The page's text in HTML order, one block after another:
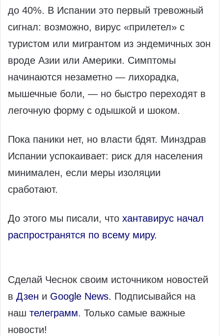
до 40%. В Испании это первый тревожный
сигнал: возможно, вирус «прилетел» с
туристом или мигрантом из эндемичных зон
вроде Азии или Америки. Симптомы
начинаются незаметно — лихорадка,
мышечные боли, — но быстро переходят в
легочную форму с одышкой и шоком.
Пока паники нет, но власти бдят. Минздрав
Испании успокаивает: риск для населения
минимален, если меры изоляции
сработают.
До этого мы писали, что хантавирус начал
распространятся по всему миру.
Сделай Чеснок своим источником новостей
в Дзен и Google News. Подписывайся на
наш телеграмм. Только самые важные
новости!